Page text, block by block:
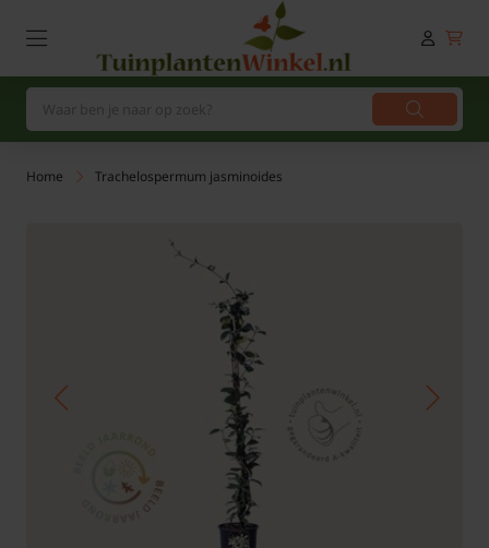
Home Trachelospermum jasminoides